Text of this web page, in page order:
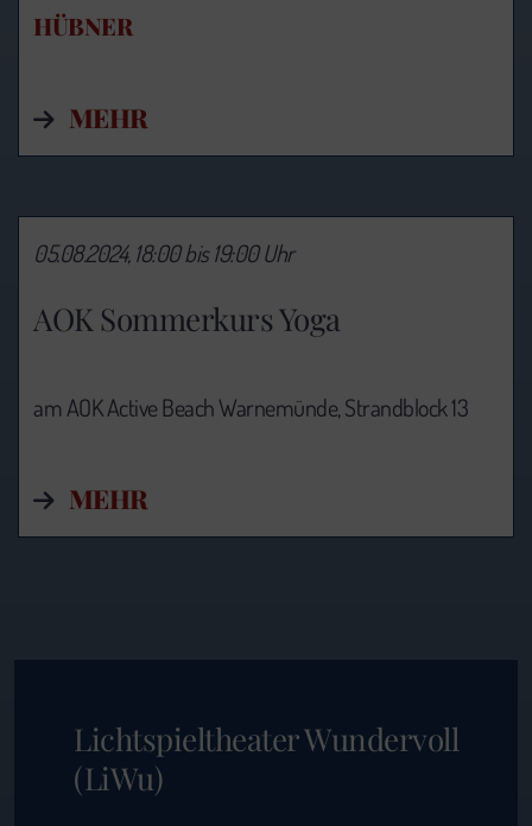
HÜBNER
MEHR
AOK Sommerkurs Yoga
05.08.2024, 18:00 bis 19:00 Uhr
am AOK Active Beach Warnemünde, Strandblock 13
MEHR
Lichtspieltheater Wundervoll
(LiWu)